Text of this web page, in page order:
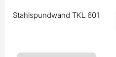
Stahlspundwand TKL 601